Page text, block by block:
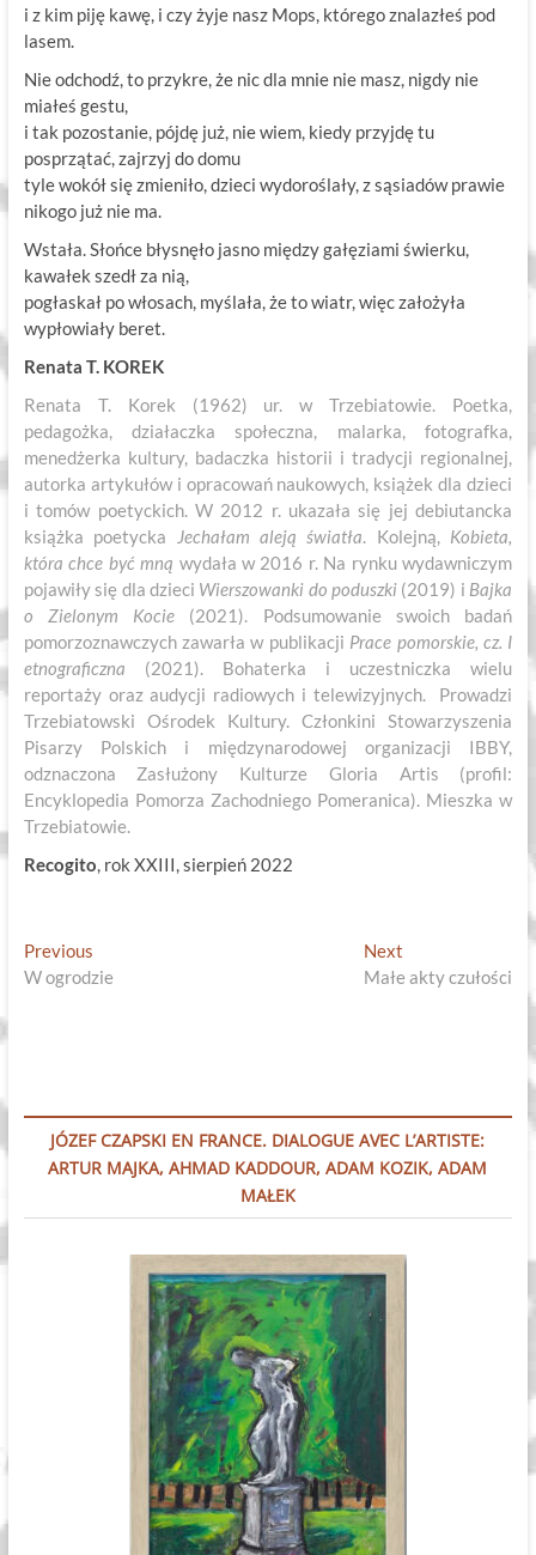
i z kim piję kawę, i czy żyje nasz Mops, którego znalazłeś pod
lasem.
Nie odchodź, to przykre, że nic dla mnie nie masz, nigdy nie
miałeś gestu,
i tak pozostanie, pójdę już, nie wiem, kiedy przyjdę tu
posprzątać, zajrzyj do domu
tyle wokół się zmieniło, dzieci wydoroślały, z sąsiadów prawie
nikogo już nie ma.
Wstała. Słońce błysnęło jasno między gałęziami świerku,
kawałek szedł za nią,
pogłaskał po włosach, myślała, że to wiatr, więc założyła
wypłowiały beret.
Renata T. KOREK
Renata T. Korek (1962) ur. w Trzebiatowie. Poetka,
pedagożka, działaczka społeczna, malarka, fotografka,
menedżerka kultury, badaczka historii i tradycji regionalnej,
autorka artykułów i opracowań naukowych, książek dla dzieci
i tomów poetyckich. W 2012 r. ukazała się jej debiutancka
książka poetycka
Jechałam aleją światła. Kolejną, Kobieta,
która chce być mną wydała w 2016 r. Na rynku wydawniczym
pojawiły się dla dzieci Wierszowanki do poduszki (2019) i Bajka
o Zielonym Kocie (2021). Podsumowanie swoich badań
pomorzoznawczych zawarła w publikacji Prace pomorskie, cz. I
etnograficzna (2021). Bohaterka i uczestniczka wielu
reportaży oraz audycji radiowych i telewizyjnych. Prowadzi
Trzebiatowski Ośrodek Kultury. Członkini Stowarzyszenia
Pisarzy Polskich i międzynarodowej organizacji IBBY,
odznaczona Zasłużony Kulturze Gloria Artis (profil:
Encyklopedia Pomorza Zachodniego Pomeranica). Mieszka w
Trzebiatowie.
Recogito, rok XXIII, sierpień 2022
Nawigacja
wpisu
PreviousPrevious
post:
W ogrodzie
Next
post:
Małe akty czułości
JÓZEF CZAPSKI EN FRANCE. DIALOGUE AVEC L’ARTISTE:
ARTUR MAJKA, AHMAD KADDOUR, ADAM KOZIK, ADAM
MAŁEK